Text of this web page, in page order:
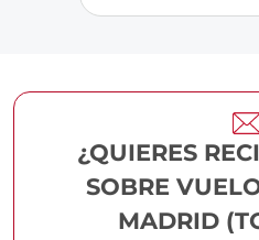
¿QUIERES
SOBRE
MADRID